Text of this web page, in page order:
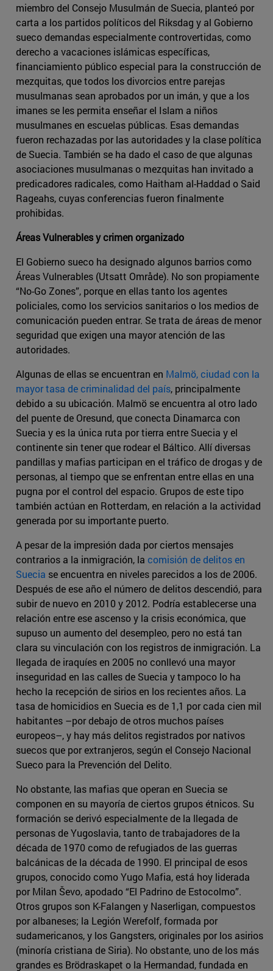
miembro del Consejo Musulmán de Suecia, planteó por
carta a los partidos políticos del Riksdag y al Gobierno
sueco demandas especialmente controvertidas, como
derecho a vacaciones islámicas específicas,
financiamiento público especial para la construcción de
mezquitas, que todos los divorcios entre parejas
musulmanas sean aprobados por un imán, y que a los
imanes se les permita enseñar el Islam a niños
musulmanes en escuelas públicas. Esas demandas
fueron rechazadas por las autoridades y la clase política
de Suecia. También se ha dado el caso de que algunas
asociaciones musulmanas o mezquitas han invitado a
predicadores radicales, como Haitham al-Haddad o Said
Rageahs, cuyas conferencias fueron finalmente
prohibidas.
Áreas Vulnerables y crimen organizado
El Gobierno sueco ha designado algunos barrios como
Áreas Vulnerables (Utsatt Område). No son propiamente
“No-Go Zones”, porque en ellas tanto los agentes
policiales, como los servicios sanitarios o los medios de
comunicación pueden entrar. Se trata de áreas de menor
seguridad que exigen una mayor atención de las
autoridades.
Algunas de ellas se encuentran en Malmö, ciudad con la
mayor tasa de criminalidad del país, principalmente
debido a su ubicación. Malmö se encuentra al otro lado
del puente de Oresund, que conecta Dinamarca con
Suecia y es la única ruta por tierra entre Suecia y el
continente sin tener que rodear el Báltico. Allí diversas
pandillas y mafias participan en el tráfico de drogas y de
personas, al tiempo que se enfrentan entre ellas en una
pugna por el control del espacio. Grupos de este tipo
también actúan en Rotterdam, en relación a la actividad
generada por su importante puerto.
A pesar de la impresión dada por ciertos mensajes
contrarios a la inmigración, la comisión de delitos en
Suecia se encuentra en niveles parecidos a los de 2006.
Después de ese año el número de delitos descendió, para
subir de nuevo en 2010 y 2012. Podría establecerse una
relación entre ese ascenso y la crisis económica, que
supuso un aumento del desempleo, pero no está tan
clara su vinculación con los registros de inmigración. La
llegada de iraquíes en 2005 no conllevó una mayor
inseguridad en las calles de Suecia y tampoco lo ha
hecho la recepción de sirios en los recientes años. La
tasa de homicidios en Suecia es de 1,1 por cada cien mil
habitantes –por debajo de otros muchos países
europeos–, y hay más delitos registrados por nativos
suecos que por extranjeros, según el Consejo Nacional
Sueco para la Prevención del Delito.
No obstante, las mafias que operan en Suecia se
componen en su mayoría de ciertos grupos étnicos. Su
formación se derivó especialmente de la llegada de
personas de Yugoslavia, tanto de trabajadores de la
década de 1970 como de refugiados de las guerras
balcánicas de la década de 1990. El principal de esos
grupos, conocido como Yugo Mafia, está hoy liderada
por Milan Ševo, apodado “El Padrino de Estocolmo”.
Otros grupos son K-Falangen y Naserligan, compuestos
por albaneses; la Legión Werefolf, formada por
sudamericanos, y los Gangsters, originales por los asirios
(minoría cristiana de Siria). No obstante, uno de los más
grandes es Brödraskapet o la Hermandad, fundada en